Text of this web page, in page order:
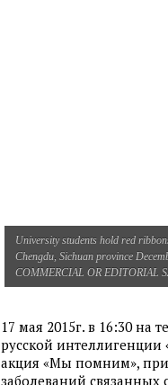
University students hold red
Chengdu, Sichuan province
COMMERCIAL OR EDITORIAL
17 мая 2015г. в 16:30 на
русской интеллигенции
акция «Мы помним»,
заболеваний